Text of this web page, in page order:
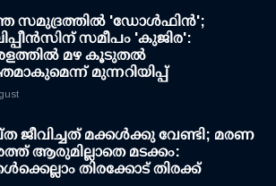
സമുദ്രത്തില്‍ 'ഡോള്‍ഫിന്‍';
സമീപം 'കുജിര':
മഴ കൂടുതല്‍
മുന്നറിയിപ്പ്
ജീവിച്ചത് മക്കള്‍ക്കു വേണ്ടി; മരണ
ആരുമില്ലാതെ മടക്കം:
തിരക്കോട് തിരക്ക്